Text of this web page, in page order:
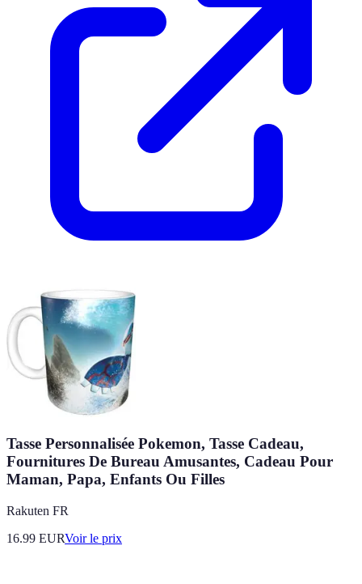
Tasse Personnalisée Pokemon, Tasse Cadeau,
Fournitures De Bureau Amusantes, Cadeau Pour
Maman, Papa, Enfants Ou Filles
Rakuten FR
16.99 EURVoir le prix